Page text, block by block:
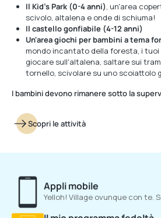
Il Kid's Park (0-4 anni), un'area
scivolo, altalena e onde di schiuma!
Il castello gonfiabile (4-12 anni)
Un'area giochi per bambini a tema
mondo incantato della foresta, i tuoi
giocare sull'altalena, saltare sui
tornello, scivolare su uno scoiattolo
I bambini devono rimanere sotto la
Scopri le attività
Appli mobile
Yelloh! Village ovunque con te.